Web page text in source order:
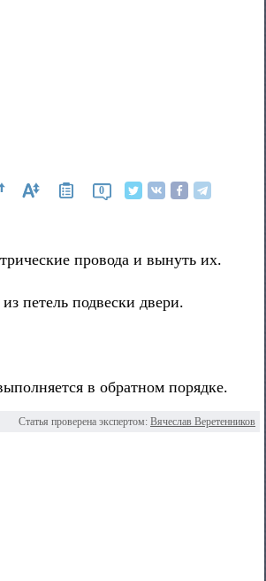
0
провода и вынуть их.
петель подвески двери.
в обратном порядке.
Статья проверена экспертом: Вячеслав Веретенников